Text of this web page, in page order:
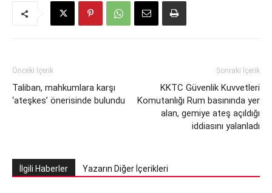
Önceki İçerik
Taliban, mahkumlara karşı
‘ateşkes’ önerisinde bulundu
Sonraki İçerik
KKTC Güvenlik Kuvvetleri
Komutanlığı Rum basınında yer
alan, gemiye ateş açıldığı
iddiasını yalanladı
İlgili Haberler Yazarın Diğer İçerikleri